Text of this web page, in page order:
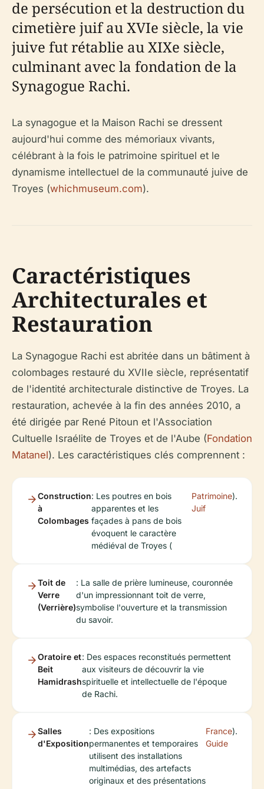
de persécution et la destruction du
cimetière juif au XVIe siècle, la vie
juive fut rétablie au XIXe siècle,
culminant avec la fondation de la
Synagogue Rachi.
La synagogue et la Maison Rachi se dressent
aujourd'hui comme des mémoriaux vivants,
célébrant à la fois le patrimoine spirituel et le
dynamisme intellectuel de la communauté juive de
Troyes (whichmuseum.com).
Caractéristiques
Architecturales et
Restauration
La Synagogue Rachi est abritée dans un bâtiment à
colombages restauré du XVIIe siècle, représentatif
de l'identité architecturale distinctive de Troyes. La
restauration, achevée à la fin des années 2010, a
été dirigée par René Pitoun et l'Association
Cultuelle Israélite de Troyes et de l'Aube (Fondation
Matanel). Les caractéristiques clés comprennent :
Construction
à
Colombages
: Les poutres en bois
apparentes et les
façades à pans de bois
évoquent le caractère
médiéval de Troyes (
Patrimoine
Juif
).
Toit de
Verre
(Verrière)
: La salle de prière lumineuse, couronnée
d'un impressionnant toit de verre,
symbolise l'ouverture et la transmission
du savoir.
Oratoire et
Beit
Hamidrash
: Des espaces reconstitués permettent
aux visiteurs de découvrir la vie
spirituelle et intellectuelle de l'époque
de Rachi.
Salles
d'Exposition
: Des expositions
permanentes et temporaires
utilisent des installations
multimédias, des artefacts
originaux et des présentations
France
Guide
).